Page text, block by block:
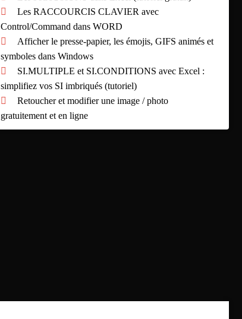
Les RACCOURCIS CLAVIER avec
Control/Command dans WORD
Afficher le presse-papier, les émojis, GIFS animés et
symboles dans Windows
SI.MULTIPLE et SI.CONDITIONS avec Excel :
simplifiez vos SI imbriqués (tutoriel)
Retoucher et modifier une image / photo
gratuitement et en ligne